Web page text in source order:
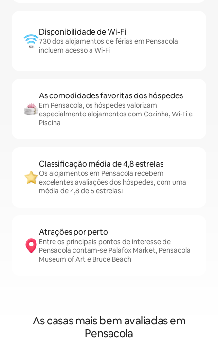
Disponibilidade de Wi-Fi
730 dos alojamentos de férias em Pensacola
incluem acesso a Wi-Fi
As comodidades favoritas dos hóspedes
Em Pensacola, os hóspedes valorizam
especialmente alojamentos com Cozinha, Wi-Fi e
Piscina
Classificação média de 4,8 estrelas
Os alojamentos em Pensacola recebem
excelentes avaliações dos hóspedes, com uma
média de 4,8 de 5 estrelas!
Atrações por perto
Entre os principais pontos de interesse de
Pensacola contam-se Palafox Market, Pensacola
Museum of Art e Bruce Beach
As casas mais bem avaliadas em
Pensacola